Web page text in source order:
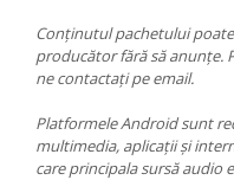
Conținutul pachetului
producător fără să anunțe.
ne contactați pe email.
Platformele Android sunt
multimedia, aplicații și
care principala sursă audio